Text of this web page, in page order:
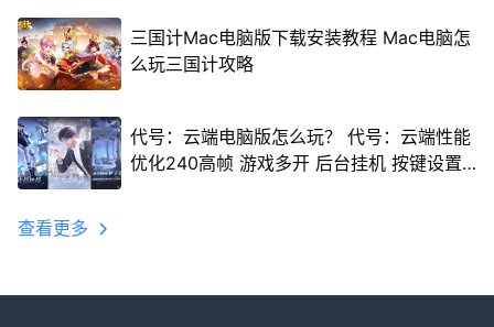
三国计Mac电脑版下载安装教程 Mac电脑怎
么玩三国计攻略
代号：云端电脑版怎么玩？ 代号：云端性能
优化240高帧 游戏多开 后台挂机 按键设置
查看更多